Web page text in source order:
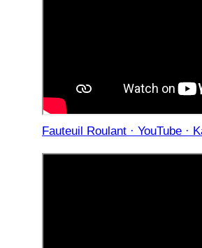
Fauteuil Roulant · YouTube ·